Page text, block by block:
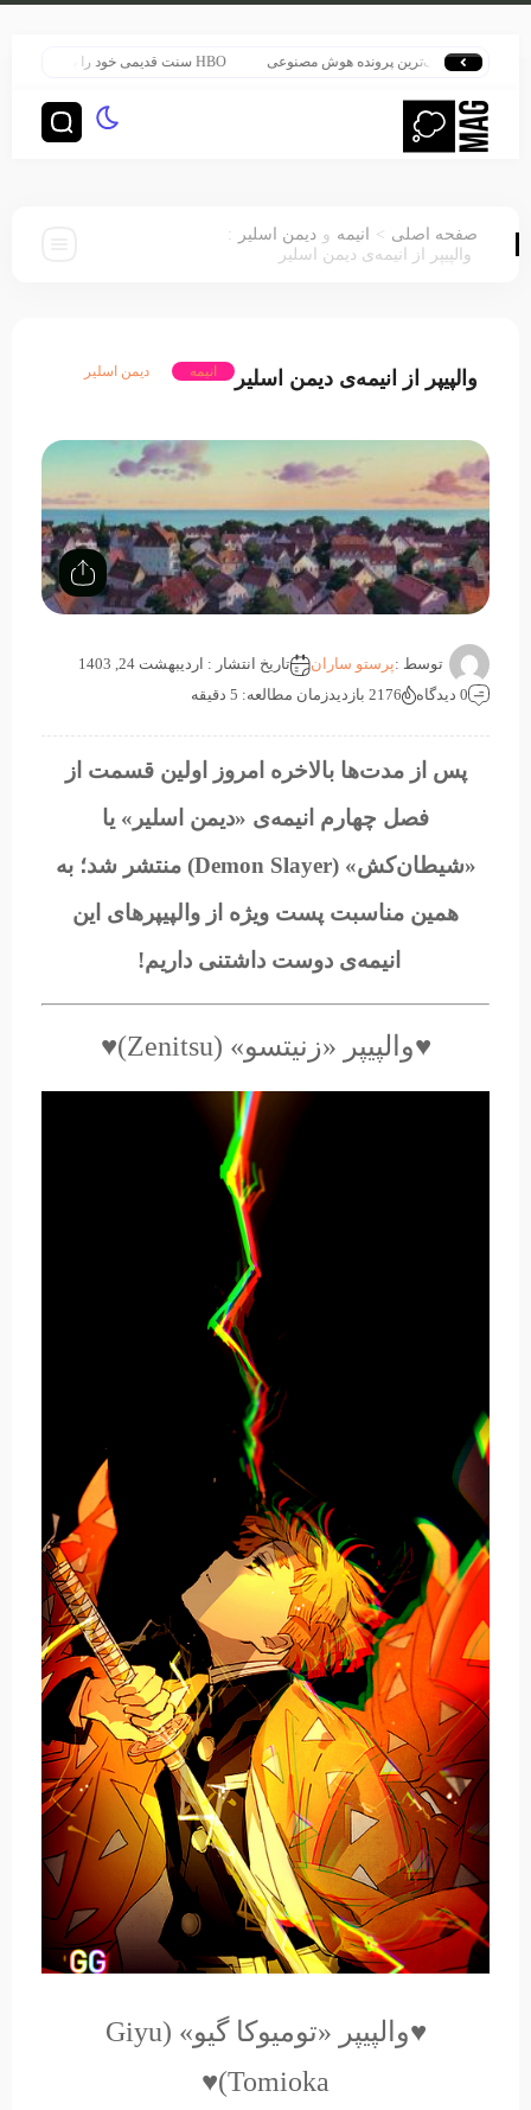
بزرگ‌ترین پرونده هوش مصنوعی HBO سنت قدیمی خود را برای پخش سریال هری پاتر تغییر داد
صفحه اصلی > انیمه و دیمن اسلیر
:
والپیپر از انیمه‌ی دیمن اسلیر
والپیپر از انیمه‌ی دیمن اسلیر انیمه دیمن اسلیر
توسط :پرستو ساران
تاریخ انتشار : اردیبهشت 24, 1403
0 دیدگاه
2176 بازدید زمان مطالعه: 5 دقیقه
پس از مدت‌ها بالاخره امروز اولین قسمت از
فصل چهارم انیمه‌ی «دیمن اسلیر» یا
«شیطان‌کش» (Demon Slayer) منتشر شد؛ به
همین مناسبت پست ویژه از والپیپرهای این
انیمه‌ی دوست داشتنی داریم!
♥والپیپر «زنیتسو» (Zenitsu)♥
♥والپیپر «تومیوکا گیو» (Giyu
Tomioka)♥